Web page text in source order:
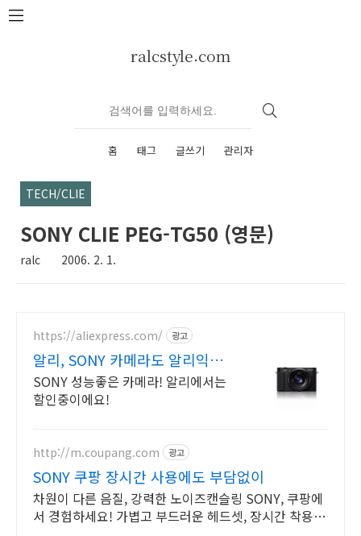
본문 바로가기
ralcstyle.com
홈 태그 글쓰기 관리자
TECH/CLIE
SONY CLIE PEG-TG50 (영문)
ralc 2006. 2. 1.
https://aliexpress.com/ 광고
알리, SONY 카메라도 알리익스
프레스
SONY 성능좋은 카메라! 알리에서는
할인중이에요!
http://m.coupang.com 광고
SONY 쿠팡 장시간 사용에도 부담없이
차원이 다른 음질, 강력한 노이즈캔슬링 SONY, 쿠팡에
서 경험하세요! 가볍고 부드러운 헤드셋, 장시간 착용해